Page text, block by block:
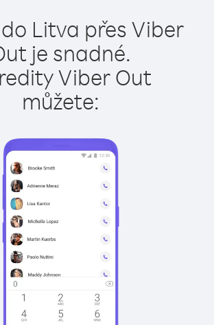
Litva přes Viber
je snadné.
Viber Out
můžete: